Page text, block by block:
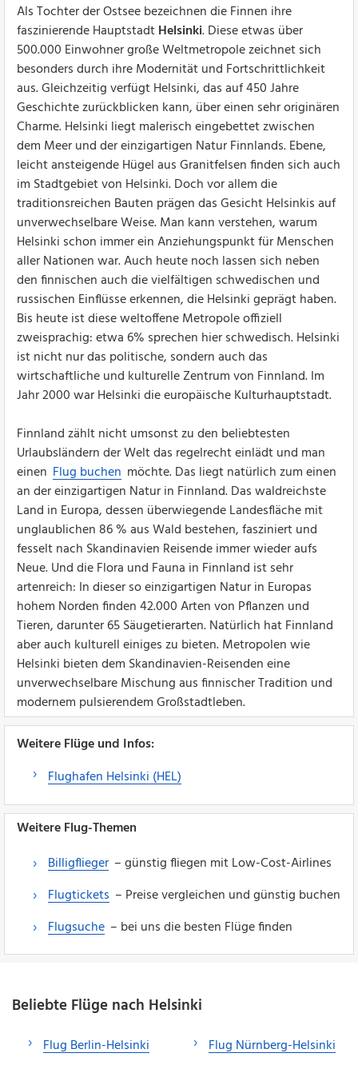
Als Tochter der Ostsee bezeichnen die Finnen ihre
faszinierende HauptstadtHelsinki. Diese etwas über
500.000 Einwohner große Weltmetropole zeichnet sich
besonders durch ihre Modernität und Fortschrittlichkeit
aus. Gleichzeitig verfügt Helsinki, das auf 450 Jahre
Geschichte zurückblicken kann, über einen sehr originären
Charme. Helsinki liegt malerisch eingebettet zwischen
dem Meer und der einzigartigen Natur Finnlands. Ebene,
leicht ansteigende Hügel aus Granitfelsen finden sich auch
im Stadtgebiet von Helsinki. Doch vor allem die
traditionsreichen Bauten prägen das Gesicht Helsinkis auf
unverwechselbare Weise. Man kann verstehen, warum
Helsinki schon immer ein Anziehungspunkt für Menschen
aller Nationen war. Auch heute noch lassen sich neben
den finnischen auch die vielfältigen schwedischen und
russischen Einflüsse erkennen, die Helsinki geprägt haben.
Bis heute ist diese weltoffene Metropole offiziell
zweisprachig: etwa 6% sprechen hier schwedisch. Helsinki
ist nicht nur das politische, sondern auch das
wirtschaftliche und kulturelle Zentrum von Finnland. Im
Jahr 2000 war Helsinki die europäische Kulturhauptstadt.
Finnland zählt nicht umsonst zu den beliebtesten
Urlaubsländern der Welt das regelrecht einlädt und man
einen Flug buchen möchte. Das liegt natürlich zum einen
an der einzigartigen Natur in Finnland. Das waldreichste
Land in Europa, dessen überwiegende Landesfläche mit
unglaublichen 86 % aus Wald bestehen, fasziniert und
fesselt nach Skandinavien Reisende immer wieder aufs
Neue. Und die Flora und Fauna in Finnland ist sehr
artenreich: In dieser so einzigartigen Natur in Europas
hohem Norden finden 42.000 Arten von Pflanzen und
Tieren, darunter 65 Säugetierarten. Natürlich hat Finnland
aber auch kulturell einiges zu bieten. Metropolen wie
Helsinki bieten dem Skandinavien-Reisenden eine
unverwechselbare Mischung aus finnischer Tradition und
modernem pulsierendem Großstadtleben.
Weitere Flüge und Infos:
Flughafen Helsinki (HEL)
Weitere Flug-Themen
Billigflieger – günstig fliegen mit Low-Cost-Airlines
Flugtickets – Preise vergleichen und günstig buchen
Flugsuche – bei uns die besten Flüge finden
Beliebte Flüge nach Helsinki
Flug Berlin-Helsinki
Flug Nürnberg-Helsinki